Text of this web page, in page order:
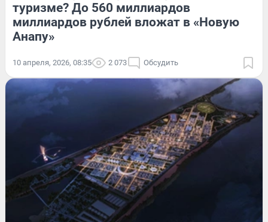
туризме? До 560 миллиардов
миллиардов рублей вложат в «Новую
Анапу»
10 апреля, 2026, 08:35 2 073 Обсудить